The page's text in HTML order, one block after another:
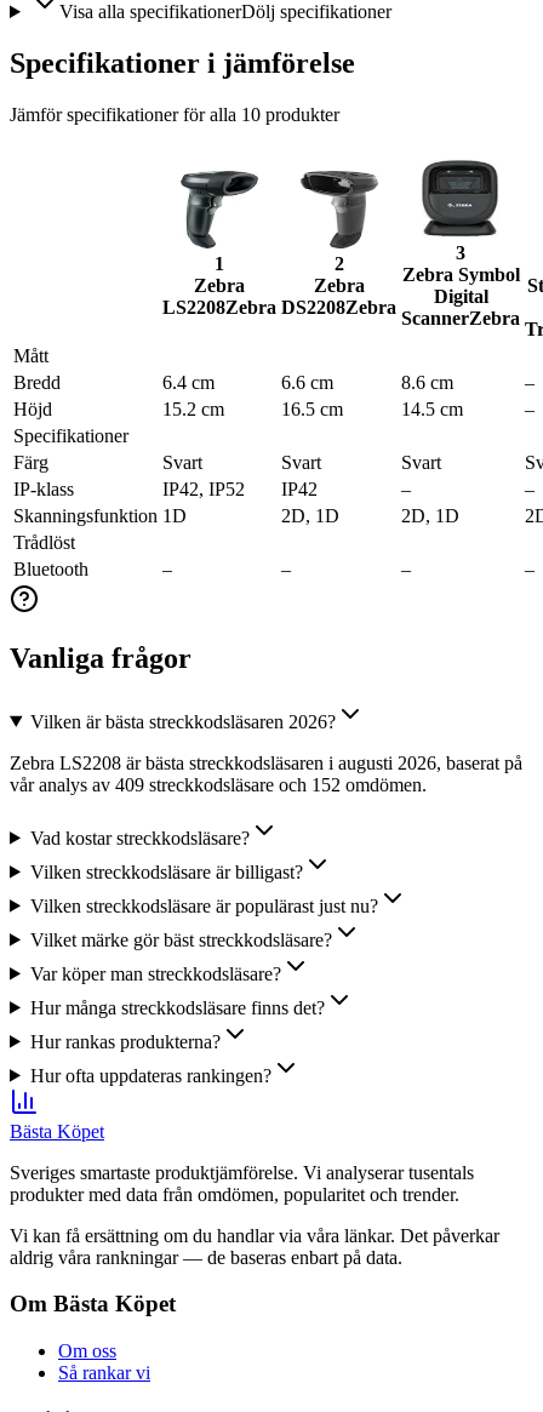
Visa alla specifikationerDölj specifikationer
Specifikationer i jämförelse
Jämför specifikationer för alla 10 produkter
1
Zebra
LS2208Zebra
2
Zebra
DS2208Zebra
3
Zebra Symbol
Digital
ScannerZebra
Mått
Bredd
6.4 cm 6.6 cm 8.6 cm
–
Höjd
15.2 cm 16.5 cm 14.5 cm
–
Specifikationer
Färg
Svart Svart Svart
IP-klass
IP42, IP52 IP42 –
–
Skanningsfunktion 1D 2D, 1D 2D, 1D
Trådlöst
Bluetooth
– – – –
Vanliga frågor
Vilken är bästa streckkodsläsaren 2026?
Zebra LS2208 är bästa streckkodsläsaren i augusti 2026, baserat på
vår analys av 409 streckkodsläsare och 152 omdömen.
Vad kostar streckkodsläsare?
Vilken streckkodsläsare är billigast?
Vilken streckkodsläsare är populärast just nu?
Vilket märke gör bäst streckkodsläsare?
Var köper man streckkodsläsare?
Hur många streckkodsläsare finns det?
Hur rankas produkterna?
Hur ofta uppdateras rankingen?
Bästa Köpet
Sveriges smartaste produktjämförelse. Vi analyserar tusentals
produkter med data från omdömen, popularitet och trender.
Vi kan få ersättning om du handlar via våra länkar. Det påverkar
aldrig våra rankningar — de baseras enbart på data.
Om Bästa Köpet
Om oss
Så rankar vi